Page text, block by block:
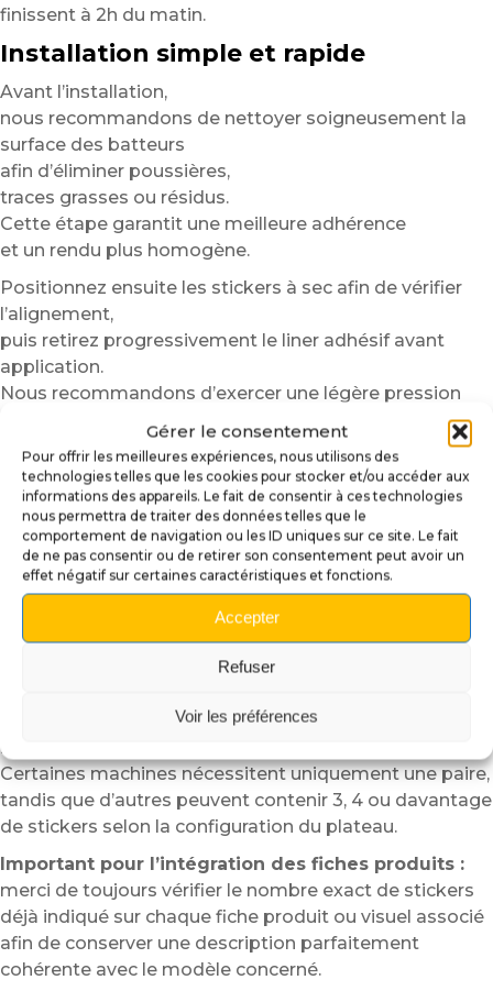
Gérer le consentement
Pour offrir les meilleures expériences, nous utilisons des
technologies telles que les cookies pour stocker et/ou accéder aux
informations des appareils. Le fait de consentir à ces technologies
nous permettra de traiter des données telles que le
comportement de navigation ou les ID uniques sur ce site. Le fait
de ne pas consentir ou de retirer son consentement peut avoir un
effet négatif sur certaines caractéristiques et fonctions.
Accepter
Refuser
Voir les préférences
finissent à 2h du matin.
Installation simple et rapide
Avant l’installation,
nous recommandons de nettoyer soigneusement la
surface des batteurs
afin d’éliminer poussières,
traces grasses ou résidus.
Cette étape garantit une meilleure adhérence
et un rendu plus homogène.
Positionnez ensuite les stickers à sec afin de vérifier
l’alignement,
puis retirez progressivement le liner adhésif avant
application.
Nous recommandons d’exercer une légère pression
du centre vers les extrémités afin d’éviter les bulles
En seulement quelques minutes,
votre flipper bénéficie d’une finition plus immersive,
plus moderne et plus personnalisée.
Et oui,
même quelques centimètres de plexiglass peuvent
parfois changer complètement l’ambiance du plateau.
Des quantités variables selon les
modèles de flippers
Stickers Fingerinclus peut varier selon
le modèle de flipper.
Certaines machines nécessitent uniquement une paire,
tandis que d’autres peuvent contenir 3, 4 ou davantage
de stickers selon la configuration du plateau.
Important pour l’intégration des fiches produits :
merci de toujours vérifier le nombre exact de stickers
déjà indiqué sur chaque fiche produit ou visuel associé
afin de conserver une description parfaitement
cohérente avec le modèle concerné.